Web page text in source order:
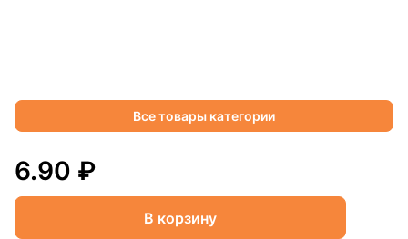
Все товары категории
6.90 ₽
В корзину